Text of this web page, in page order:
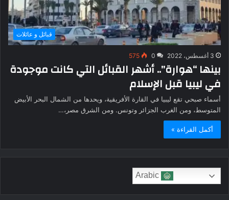
قبائل و عائلات
3 أغسطس، 2022 0
575
بينها “هوارة”.. أشهر القبائل التي كانت موجودة
في ليبيا قبل الإسلام
أسماء صبحي تقع ليبيا في القارة الأفريقية، ويحدها من الشمال البحر الأبيض
المتوسط، ومن الغرب الجزائر وتونس. ومن الشرق مصر،…
أكمل القراءة »